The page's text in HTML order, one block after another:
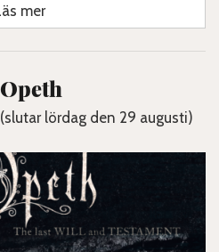
mer
lördag den 29 augusti)